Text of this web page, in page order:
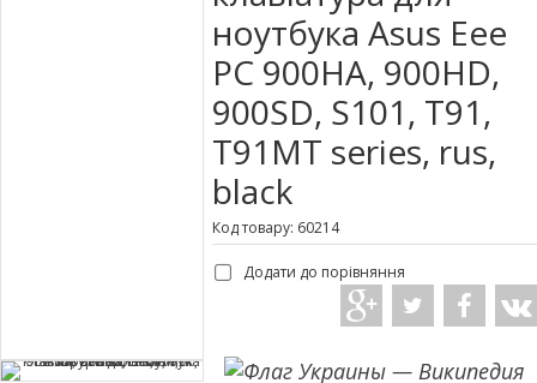
ноутбука Asus Eee
PC 900HA, 900HD,
900SD, S101, T91,
T91MT series, rus,
black
Код товару: 60214
Додати до порівняння